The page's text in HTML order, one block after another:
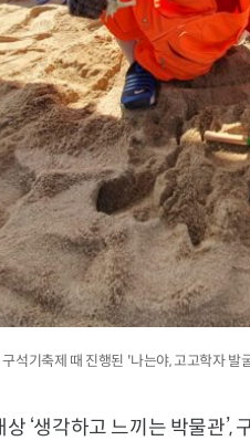
석기축제 때 진행된 '나는야, 고고학자
‘생각하고 느끼는 박물관’,